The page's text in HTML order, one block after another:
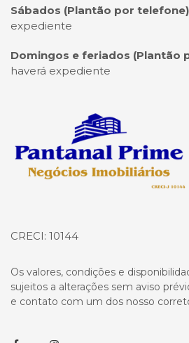
Sábados (Plantão por telefone)
expediente
Domingos e feriados (Plantão
haverá expediente
Página inicial
CRECI: 10144
Os valores, condições e
sujeitos a alterações sem aviso
e contato com um dos nosso